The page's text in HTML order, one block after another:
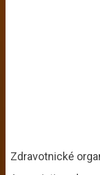
Zdravotnické